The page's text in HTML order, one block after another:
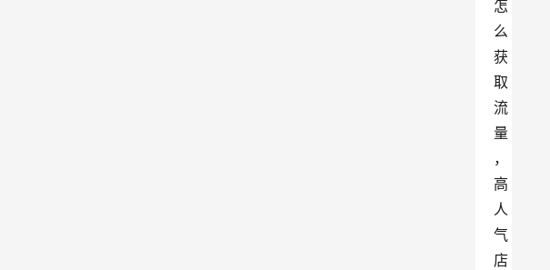
怎
么
获
取
流
量
，
高
人
气
店